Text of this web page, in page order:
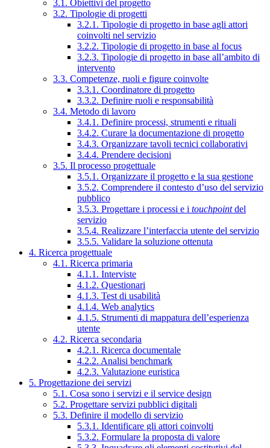
3.1. Obiettivi del progetto
3.2. Tipologie di progetti
3.2.1. Tipologie di progetto in base agli attori
coinvolti nel servizio
3.2.2. Tipologie di progetto in base al focus
3.2.3. Tipologie di progetto in base all’ambito di
intervento
3.3. Competenze, ruoli e figure coinvolte
3.3.1. Coordinatore di progetto
3.3.2. Definire ruoli e responsabilità
3.4. Metodo di lavoro
3.4.1. Definire processi, strumenti e rituali
3.4.2. Curare la documentazione di progetto
3.4.3. Organizzare tavoli tecnici collaborativi
3.4.4. Prendere decisioni
3.5. Il processo progettuale
3.5.1. Organizzare il progetto e la sua gestione
3.5.2. Comprendere il contesto d’uso del servizio
pubblico
3.5.3. Progettare i processi e i touchpointdel
servizio
3.5.4. Realizzare l’interfaccia utente del servizio
3.5.5. Validare la soluzione ottenuta
4. Ricerca progettuale
4.1. Ricerca primaria
4.1.1. Interviste
4.1.2. Questionari
4.1.3. Test di usabilità
4.1.4. Web analytics
4.1.5. Strumenti di mappatura dell’esperienza
utente
4.2. Ricerca secondaria
4.2.1. Ricerca documentale
4.2.2. Analisi benchmark
4.2.3. Valutazione euristica
5. Progettazione dei servizi
5.1. Cosa sono i servizi e il service design
5.2. Progettare servizi pubblici digitali
5.3. Definire il modello di servizio
5.3.1. Identificare gli attori coinvolti
5.3.2. Formulare la proposta di valore